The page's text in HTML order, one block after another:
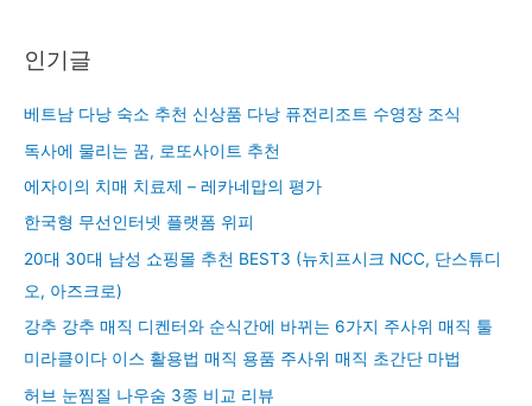
인기글
베트남 다낭 숙소 추천 신상품 다낭 퓨전리조트 수영장 조식
독사에 물리는 꿈, 로또사이트 추천
에자이의 치매 치료제 – 레카네맙의 평가
한국형 무선인터넷 플랫폼 위피
20대 30대 남성 쇼핑몰 추천 BEST3 (뉴치프시크 NCC, 단스튜디
오, 아즈크로)
강추 강추 매직 디켄터와 순식간에 바뀌는 6가지 주사위 매직 툴
미라클이다 이스 활용법 매직 용품 주사위 매직 초간단 마법
허브 눈찜질 나우숨 3종 비교 리뷰